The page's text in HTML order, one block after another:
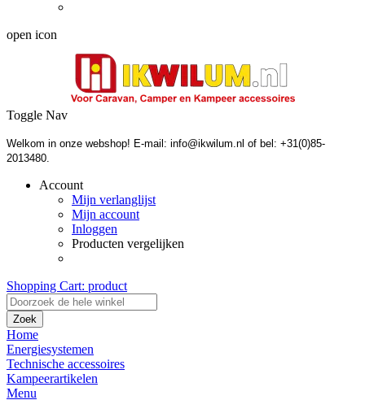
open icon
Toggle Nav
Welkom in onze webshop! E-mail: info@ikwilum.nl of bel: +31(0)85-
2013480.
Account
Mijn verlanglijst
Mijn account
Inloggen
Producten vergelijken
Shopping Cart: product
Zoek
Home
Energiesystemen
Technische accessoires
Kampeerartikelen
Menu